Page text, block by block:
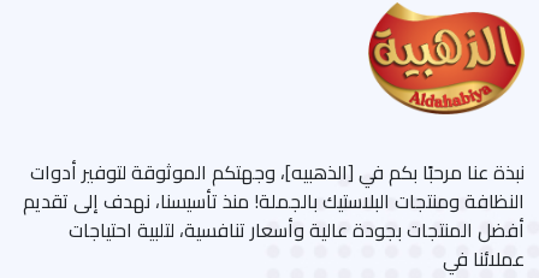
نبذة عنا مرحبًا بكم في [الذهبيه]، وجهتكم الموثوقة لتوفير أدوات
النظافة ومنتجات البلاستيك بالجملة! منذ تأسيسنا، نهدف إلى تقديم
أفضل المنتجات بجودة عالية وأسعار تنافسية، لتلبية احتياجات
عملائنا في